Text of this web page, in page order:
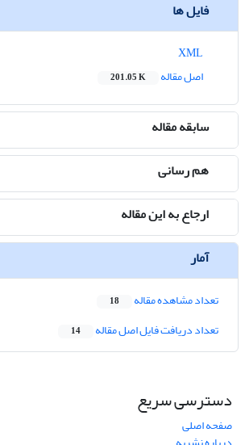
فایل ها
اصل مقاله
201.05 K
سابقه مقاله
هم رسانی
ارجاع به این مقاله
آمار
تعداد مشاهده مقاله 18
تعداد دریافت فایل اصل مقاله 14
دسترسی سریع
صفحه اصلی